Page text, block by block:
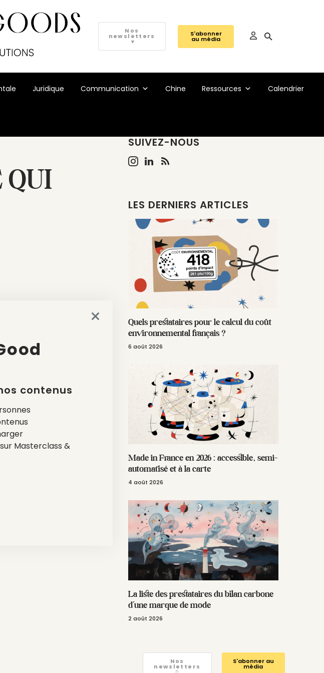
Nos
newsletters
▼
S'abonner
au média
Juridique Communication Chine Ressources Calendrier
SUIVEZ-NOUS
LES DERNIERS ARTICLES
Quels prestataires pour le calcul du coût
environnemental français ?
6 août 2026
Made in France en 2026 : accessible, semi-
automatisé et à la carte
4 août 2026
La liste des prestataires du bilan carbone
d’une marque de mode
2 août 2026
Nos
newsletters
S'abonner au
média
contenus
Masterclass &